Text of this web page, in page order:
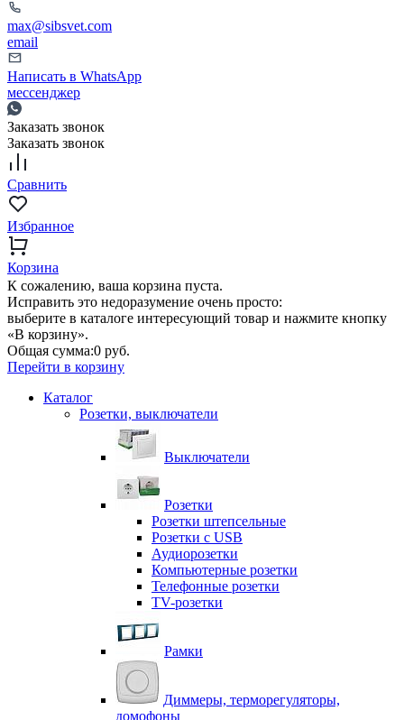
max@sibsvet.com
email
Написать в WhatsApp
мессенджер
Заказать звонок
Заказать звонок
Сравнить
Избранное
Корзина
К сожалению, ваша корзина пуста.
Исправить это недоразумение очень просто:
выберите в каталоге интересующий товар и нажмите кнопку
«В корзину».
Общая сумма:0 руб.
Перейти в корзину
Каталог
Розетки, выключатели
Выключатели
Розетки
Розетки штепсельные
Розетки с USB
Аудиорозетки
Компьютерные розетки
Телефонные розетки
TV-розетки
Рамки
Диммеры, терморегуляторы,
домофоны